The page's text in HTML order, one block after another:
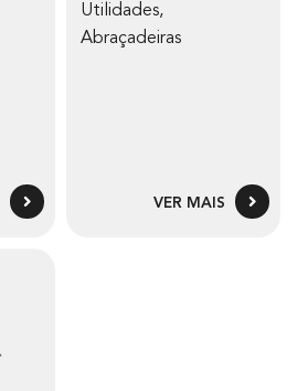
Utilidades,
Abraçadeiras
VER MAIS